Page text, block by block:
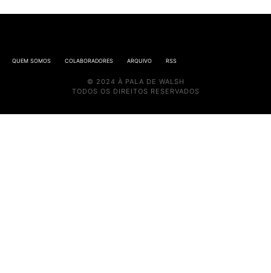
QUEM SOMOS COLABORADORES ARQUIVO RSS
© 2024 À PALA DE WALSH
TODOS OS DIREITOS RESERVADOS